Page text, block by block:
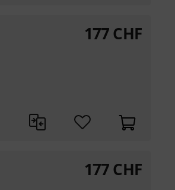
177CHF
177CHF